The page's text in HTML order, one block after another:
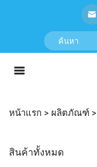
หน้าแรก > ผลิตภัณฑ์ >
สินค้าทั้งหมด